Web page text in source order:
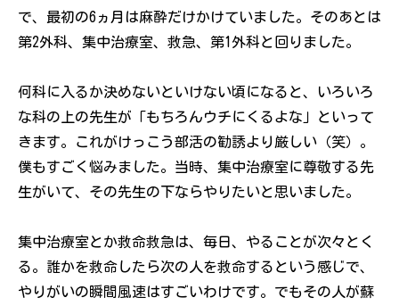
で、最初の6ヵ月は麻酔だけかけていました。そのあとは
第2外科、集中治療室、救急、第1外科と回りました。
何科に入るか決めないといけない頃になると、いろいろ
な科の上の先生が「もちろんウチにくるよな」といって
きます。これがけっこう部活の勧誘より厳しい（笑）。
僕もすごく悩みました。当時、集中治療室に尊敬する先
生がいて、その先生の下ならやりたいと思いました。
集中治療室とか救命救急は、毎日、やることが次々とく
る。誰かを救命したら次の人を救命するという感じで、
やりがいの瞬間風速はすごいわけです。でもその人が蘇